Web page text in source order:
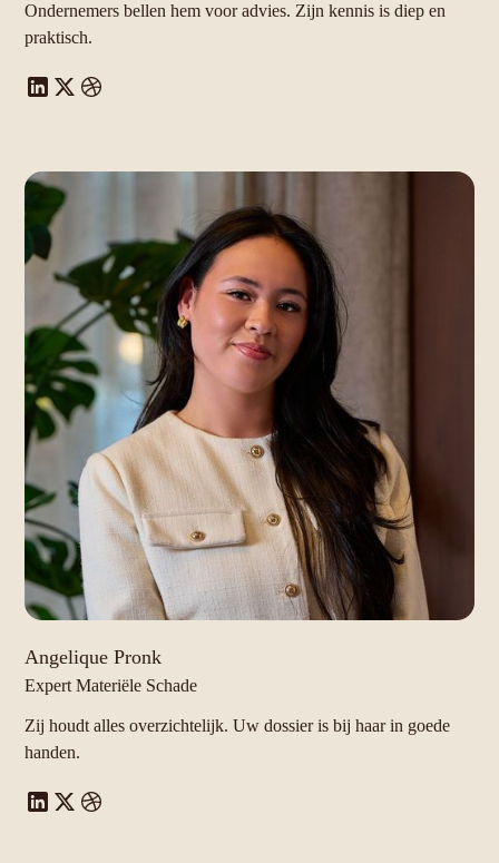
Ondernemers bellen hem voor advies. Zijn kennis is diep en
praktisch.
Angelique Pronk
Expert Materiële Schade
Zij houdt alles overzichtelijk. Uw dossier is bij haar in goede
handen.